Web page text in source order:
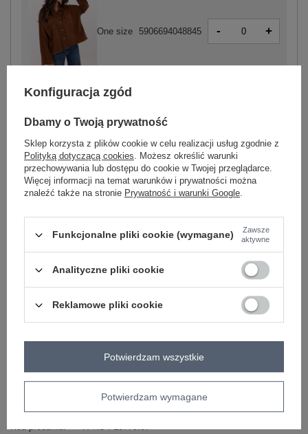
One size 5906694048845 - +
One size 5906694048869 -
Zobacz wszystkie kolory (+1)
+48 601 547 740 Zadaj pytanie
skład materiału : 97% bawełna, 3% elastan
sposób prania : pranie w pralce w 30°C
Kod produktu
IT-KS-FL5779.87
Konfiguracja zgód
Dbamy o Twoją prywatność
Sklep korzysta z plików cookie w celu realizacji usług zgodnie z
Polityką dotyczącą cookies. Możesz określić warunki
przechowywania lub dostępu do cookie w Twojej przeglądarce.
Więcej informacji na temat warunków i prywatności można
znaleźć także na stronie Prywatność i warunki Google.
Funkcjonalne pliki cookie (wymagane)
Zawsze
aktywne
Analityczne pliki cookie
Reklamowe pliki cookie
Potwierdzam wymagane
Potwierdzam wszystkie